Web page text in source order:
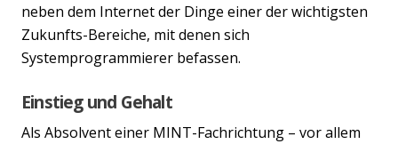
neben dem Internet der Dinge einer der wichtigsten
Zukunfts-Bereiche, mit denen sich
Systemprogrammierer befassen.
Einstieg und Gehalt
Als Absolvent einer MINT-Fachrichtung – vor allem